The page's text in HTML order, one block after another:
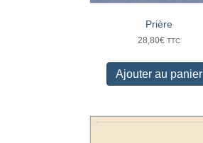
Prière
28,80€ TTC
Ajouter au panier